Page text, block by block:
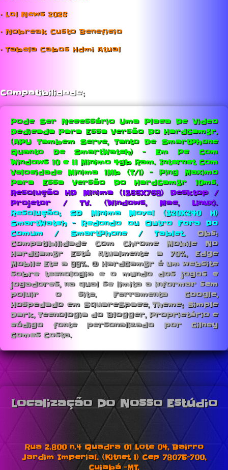
• Lol News 2026
• Nobreak Custo Beneficio
• Tabela Cabos Hdmi Atual
Compatibilidade;
Pode Ser Necessário Uma Placa De Video
Dedicada Para Essa Versão Do HardGam3r.
(APU Tambem Serve, Tanto De SmartPhone
Quanto De SmartWatch) - Em Pc Com
Windows 10 e 11 Minimo 4gb Ram. Internet Com
Velocidade Minima 1Mb (T/1) - Ping Maximo
Para Essa Versão Do HardGam3r 10ms.
Resolução HD Minima (1366X768) Desktop /
Projetor / TV. (Windows, Mac, Linux).
Resolução; SD Minima Movel (320X240 H)
SmartWatch - Redondo ou Outro Fora Do
Comum / SmartPhone / Tablet.Obs:
Compatibilidade Com Chrome Mobile No
HardGam3r Está Atualmente a 70%, Edge
Mobile Etc a 99%. © HardGam3r é um website
sobre tecnologia e o mundo dos jogos e
jogadores, na qual se limita a informar sem
poluir o site. Ferramenta Google,
Hospedado em SquareSpace, Theme; Simple
Dark, Tecnologia do Blogger, Proprietário e
código fonte personalizado por Gilney
Gomes Costa.
Localização Do Nosso Estúdio
Rua 2.800 n.4 Quadra 01 Lote 04, Bairro
Jardim Imperial. (Kitnet 1) Cep 78075-700,
Cuiabá -MT.